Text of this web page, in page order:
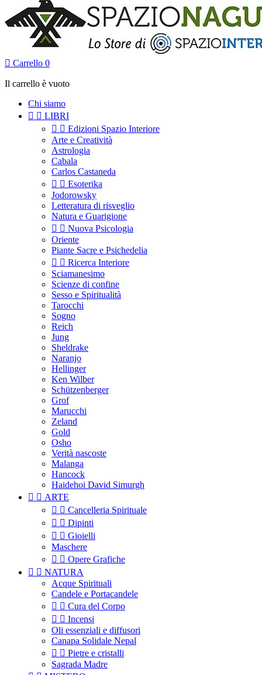
 Carrello 0
Il carrello è vuoto
Chi siamo
  LIBRI
  Edizioni Spazio Interiore
Arte e Creatività
Astrologia
Cabala
Carlos Castaneda
  Esoterika
Jodorowsky
Letteratura di risveglio
Natura e Guarigione
  Nuova Psicologia
Oriente
Piante Sacre e Psichedelia
  Ricerca Interiore
Sciamanesimo
Scienze di confine
Sesso e Spiritualità
Tarocchi
Sogno
Reich
Jung
Sheldrake
Naranjo
Hellinger
Ken Wilber
Schützenberger
Grof
Marucchi
Zeland
Gold
Osho
Verità nascoste
Malanga
Hancock
Haidehoi David Simurgh
  ARTE
  Cancelleria Spirituale
  Dipinti
  Gioielli
Maschere
  Opere Grafiche
  NATURA
Acque Spirituali
Candele e Portacandele
  Cura del Corpo
  Incensi
Oli essenziali e diffusori
Canapa Solidale Nepal
  Pietre e cristalli
Sagrada Madre